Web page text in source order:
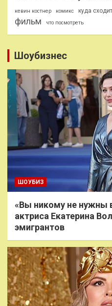
кевин костнер комикс куда
фильм
что посмотреть
Шоубизнес
ШОУБИЗ
«Вы никому не нужны
актриса Екатерина
эмигрантов